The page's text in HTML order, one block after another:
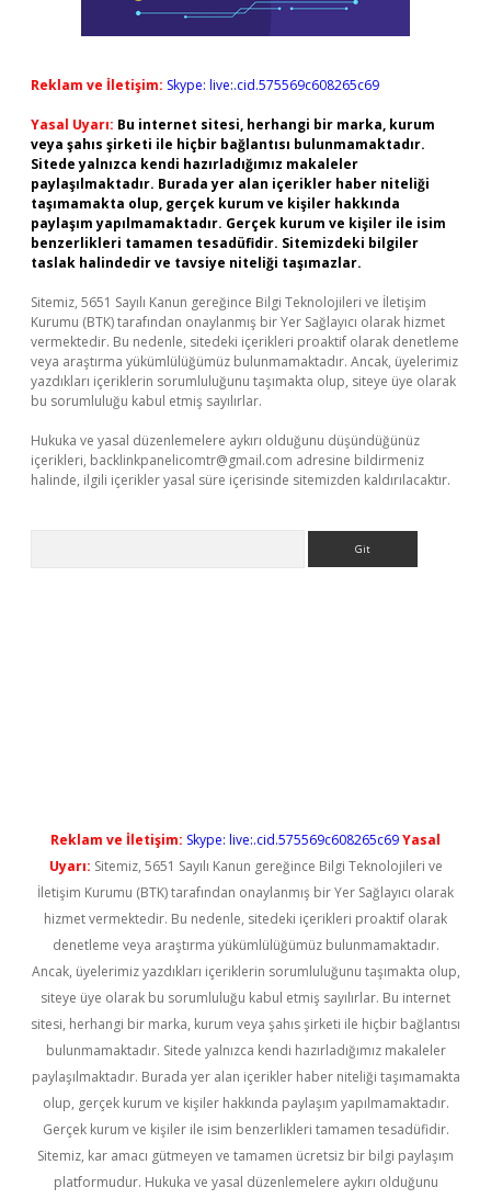
Reklam ve İletişim: Skype: live:.cid.575569c608265c69
Yasal Uyarı: Bu internet sitesi, herhangi bir marka, kurum
veya şahıs şirketi ile hiçbir bağlantısı bulunmamaktadır.
Sitede yalnızca kendi hazırladığımız makaleler
paylaşılmaktadır. Burada yer alan içerikler haber niteliği
taşımamakta olup, gerçek kurum ve kişiler hakkında
paylaşım yapılmamaktadır. Gerçek kurum ve kişiler ile isim
benzerlikleri tamamen tesadüfidir. Sitemizdeki bilgiler
taslak halindedir ve tavsiye niteliği taşımazlar.
Sitemiz, 5651 Sayılı Kanun gereğince Bilgi Teknolojileri ve İletişim
Kurumu (BTK) tarafından onaylanmış bir Yer Sağlayıcı olarak hizmet
vermektedir. Bu nedenle, sitedeki içerikleri proaktif olarak denetleme
veya araştırma yükümlülüğümüz bulunmamaktadır. Ancak, üyelerimiz
yazdıkları içeriklerin sorumluluğunu taşımakta olup, siteye üye olarak
bu sorumluluğu kabul etmiş sayılırlar.
Hukuka ve yasal düzenlemelere aykırı olduğunu düşündüğünüz
içerikleri, backlinkpanelicomtr@gmail.com adresine bildirmeniz
halinde, ilgili içerikler yasal süre içerisinde sitemizden kaldırılacaktır.
Reklam ve İletişim: Skype: live:.cid.575569c608265c69Yasal
Uyarı: Sitemiz, 5651 Sayılı Kanun gereğince Bilgi Teknolojileri ve
İletişim Kurumu (BTK) tarafından onaylanmış bir Yer Sağlayıcı olarak
hizmet vermektedir. Bu nedenle, sitedeki içerikleri proaktif olarak
denetleme veya araştırma yükümlülüğümüz bulunmamaktadır.
Ancak, üyelerimiz yazdıkları içeriklerin sorumluluğunu taşımakta olup,
siteye üye olarak bu sorumluluğu kabul etmiş sayılırlar. Bu internet
sitesi, herhangi bir marka, kurum veya şahıs şirketi ile hiçbir bağlantısı
bulunmamaktadır. Sitede yalnızca kendi hazırladığımız makaleler
paylaşılmaktadır. Burada yer alan içerikler haber niteliği taşımamakta
olup, gerçek kurum ve kişiler hakkında paylaşım yapılmamaktadır.
Gerçek kurum ve kişiler ile isim benzerlikleri tamamen tesadüfidir.
Sitemiz, kar amacı gütmeyen ve tamamen ücretsiz bir bilgi paylaşım
platformudur. Hukuka ve yasal düzenlemelere aykırı olduğunu